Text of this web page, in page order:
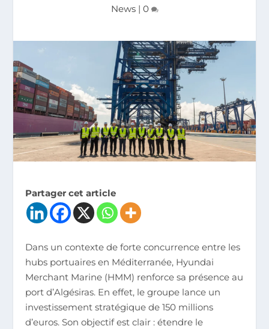
News| 0
Partager cet article
Dans un contexte de forte concurrence entre les
hubs portuaires en Méditerranée, Hyundai
Merchant Marine (HMM) renforce sa présence au
port d’Algésiras. En effet, le groupe lance un
investissement stratégique de 150 millions
d’euros. Son objectif est clair : étendre le